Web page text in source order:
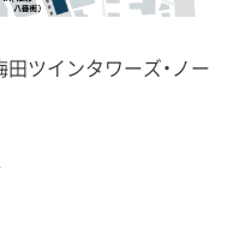
ツインタワーズ・ノー